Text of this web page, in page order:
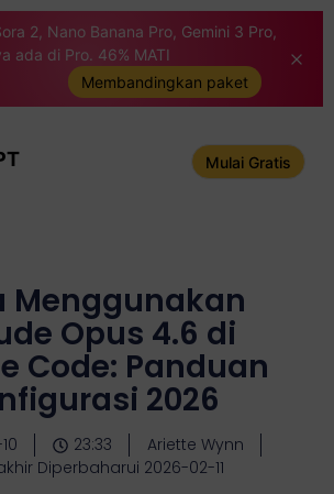
2, Nano Banana Pro, Gemini 3 Pro,
ada di Pro. 46% MATI
Membandingkan paket
Mulai Gratis
Menggunakan
Opus 4.6 di
Code: Panduan
2026
23:33
Ariette Wynn
Diperbaharui 2026-02-11